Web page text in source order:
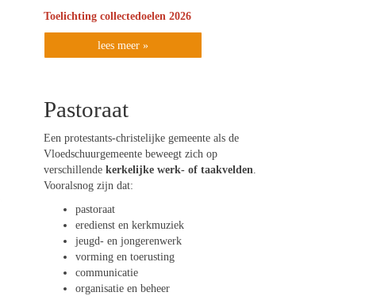
Toelichting collectedoelen 2026
lees meer »
Pastoraat
Een protestants-christelijke gemeente als de
Vloedschuurgemeente beweegt zich op
verschillende kerkelijke werk- of taakvelden.
Vooralsnog zijn dat:
pastoraat
eredienst en kerkmuziek
jeugd- en jongerenwerk
vorming en toerusting
communicatie
organisatie en beheer